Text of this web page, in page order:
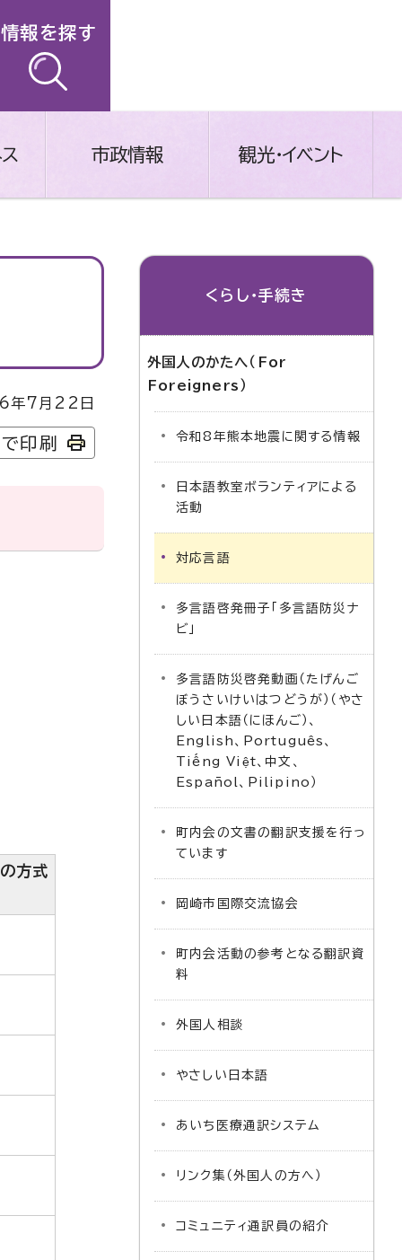
情報を探す
市政情報 観光・イベント
7月22日
印刷
方式
くらし・手続き
外国人のかたへ（For
Foreigners）
令和8年熊本地震に関する情報
日本語教室ボランティアによる
活動
対応言語
多言語啓発冊子「多言語防災ナ
ビ」
多言語防災啓発動画（たげんご
ぼうさいけいはつどうが）（やさ
しい日本語（にほんご）、
English、Português、
Tiếng Việt、中文、
Español、Pilipino）
町内会の文書の翻訳支援を行っ
ています
岡崎市国際交流協会
町内会活動の参考となる翻訳資
料
外国人相談
やさしい日本語
あいち医療通訳システム
リンク集（外国人の方へ）
コミュニティ通訳員の紹介